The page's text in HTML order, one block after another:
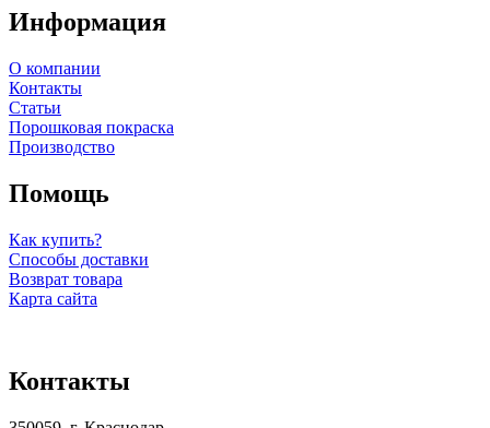
Информация
О компании
Контакты
Статьи
Порошковая покраска
Производство
Помощь
Как купить?
Способы доставки
Возврат товара
Карта сайта
Контакты